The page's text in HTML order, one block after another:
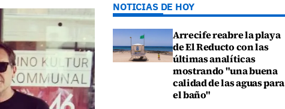
NOTICIAS DE HOY
Arrecife reabre la playa
de El Reducto con las
últimas analíticas
mostrando "una buena
calidad de las aguas para
el baño"